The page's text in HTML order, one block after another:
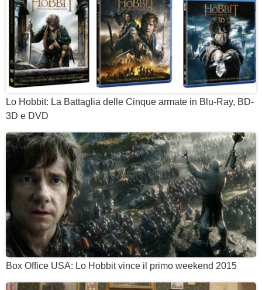
Lo Hobbit: La Battaglia delle Cinque armate in Blu-Ray, BD-
3D e DVD
Box Office USA: Lo Hobbit vince il primo weekend 2015